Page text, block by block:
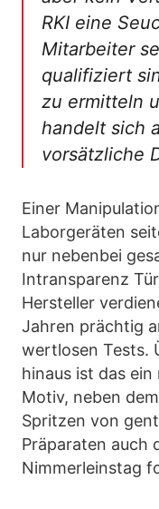
RKI eine
Mitarbeiter
qualifiziert
zu ermitteln
handelt sich
vorsätzliche
Einer
Laborgeräten
nur nebenbei
Intransparenz
Hersteller
Jahren prächtig
wertlosen Tests.
hinaus ist das
Motiv, neben
Spritzen von
Präparaten auch
Nimmerleinstag